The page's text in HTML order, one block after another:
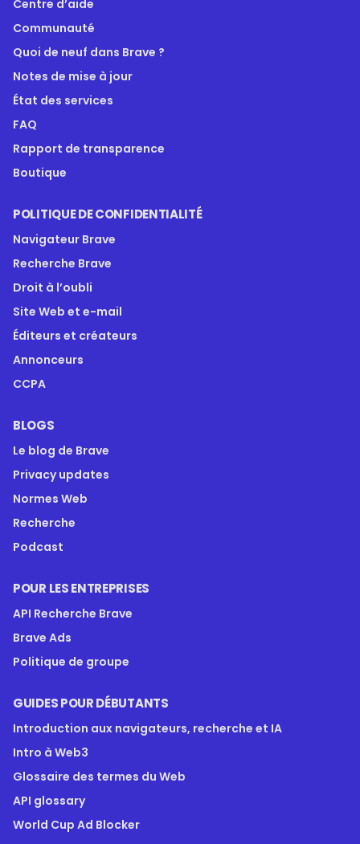
Centre d’aide
Communauté
Quoi de neuf dans Brave ?
Notes de mise à jour
État des services
FAQ
Rapport de transparence
Boutique
POLITIQUE DE CONFIDENTIALITÉ
Navigateur Brave
Recherche Brave
Droit à l’oubli
Site Web et e-mail
Éditeurs et créateurs
Annonceurs
CCPA
BLOGS
Le blog de Brave
Privacy updates
Normes Web
Recherche
Podcast
POUR LES ENTREPRISES
API Recherche Brave
Brave Ads
Politique de groupe
GUIDES POUR DÉBUTANTS
Introduction aux navigateurs, recherche et IA
Intro à Web3
Glossaire des termes du Web
API glossary
World Cup Ad Blocker